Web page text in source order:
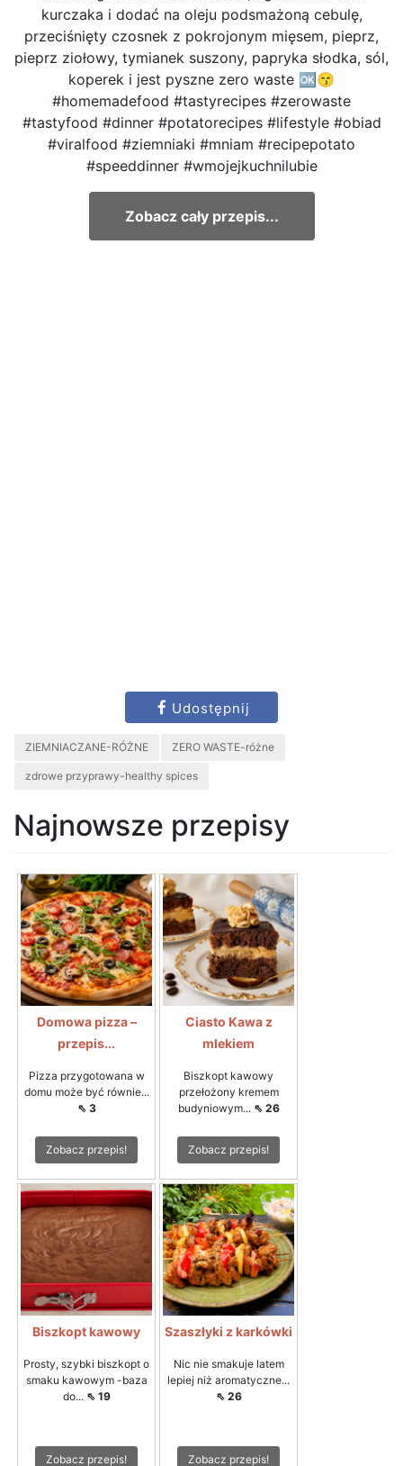
kurczaka i dodać na oleju podsmażoną cebulę,
przeciśnięty czosnek z pokrojonym mięsem, pieprz,
pieprz ziołowy, tymianek suszony, papryka słodka, sól,
koperek i jest pyszne zero waste 🆗😙
#homemadefood #tastyrecipes #zerowaste
#tastyfood #dinner #potatorecipes #lifestyle #obiad
#viralfood #ziemniaki #mniam #recipepotato
#speeddinner #wmojejkuchnilubie
Zobacz cały przepis...
Udostępnij
ZIEMNIACZANE-RÓŻNE ZERO WASTE-różne
zdrowe przyprawy-healthy spices
Najnowsze przepisy
Domowa pizza –
przepis...
Pizza przygotowana w
domu może być równie...
⇖ 3
Zobacz przepis!
Ciasto Kawa z
mlekiem
Biszkopt kawowy
przełożony kremem
budyniowym... ⇖ 26
Zobacz przepis!
Biszkopt kawowy
Prosty, szybki biszkopt o
smaku kawowym -baza
do... ⇖ 19
Zobacz przepis!
Szaszłyki z karkówki
Nic nie smakuje latem
lepiej niż aromatyczne...
⇖ 26
Zobacz przepis!